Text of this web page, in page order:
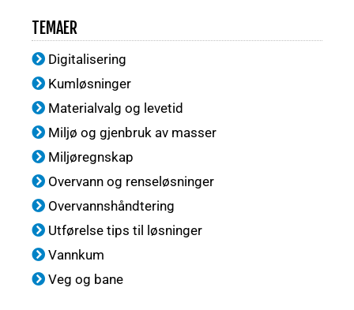
TEMAER
Digitalisering
Kumløsninger
Materialvalg og levetid
Miljø og gjenbruk av masser
Miljøregnskap
Overvann og renseløsninger
Overvannshåndtering
Utførelse tips til løsninger
Vannkum
Veg og bane